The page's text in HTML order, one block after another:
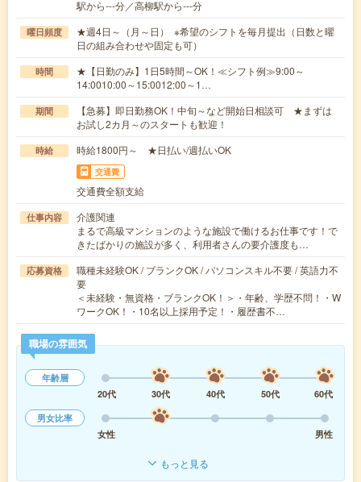
駅から---分／高柳駅から---分
曜日頻度
★週4日～（月～日） ※希望のシフトを毎月提出（日数と曜
日の組み合わせや固定も可）
時間
★【日勤のみ】1日5時間～OK！≪シフト例≫9:00～
14:0010:00～15:0012:00～1…
期間
【急募】即日勤務OK！中旬～など開始日相談可 ★まずは
お試し2カ月～のスタートも歓迎！
時給 時給1800円～ ★日払い/週払いOK
交通費
交通費全額支給
仕事内容
介護関連
まるで高級マンションのような施設で働けるお仕事です！で
きたばかりの施設が多く、利用者さんの要介護度も…
応募資格
職種未経験OK / ブランクOK / パソコンスキル不要 / 英語力不
要
＜未経験・無資格・ブランクOK！＞・年齢、学歴不問！・W
ワークOK！・10名以上採用予定！・履歴書不…
職場の雰囲気
年齢層
20代
30代 40代 50代
60代
男女比率
女性
男性
もっと見る